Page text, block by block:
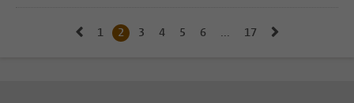
Naar vorige pagina, pagina 1
Naar pagina
1 Huidige pagina, pagina
2 Naar pagina
3 Naar pagina
4 Naar pagina
5 Naar pagina
6 ... Naar laatste pagina,
17